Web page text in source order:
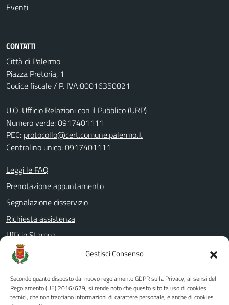
Gestisci Consenso
Secondo quanto disposto dal nuovo regolamento GDPR sulla Privacy, ai sensi del
Regolamento (UE) 2016/679, si rende noto che questo sito fa uso di cookies
tecnici, che non tracciano informazioni di carattere personale, e anche di cookies
Eventi
CONTATTI
Città di Palermo
Piazza Pretoria, 1
Codice fiscale / P. IVA:80016350821
U.O. Ufficio Relazioni con il Pubblico (URP)
Numero verde: 0917401111
PEC: protocollo@cert.comune.palermo.it
Centralino unico: 0917401111
Leggi le FAQ
Prenotazione appuntamento
Segnalazione disservizio
Richiesta assistenza
Ufficio Stampa
Amministrazione Trasparente
Albo pretorio
Informativa privacy
Note legali